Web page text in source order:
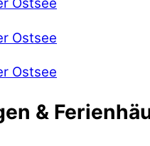
&